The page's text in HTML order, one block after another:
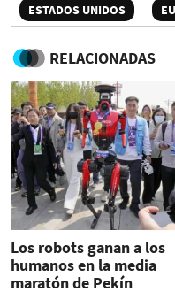
ESTADOS UNIDOS
RELACIONADAS
Los robots ganan a los
humanos en la media
maratón de Pekín